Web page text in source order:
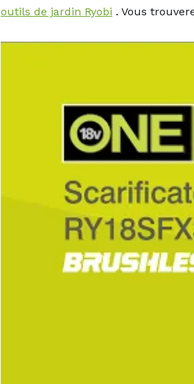
outils de jardin Ryobi . Vous